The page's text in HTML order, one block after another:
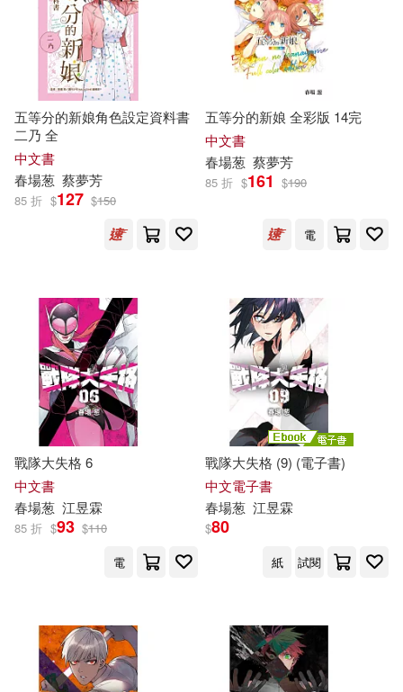
五等分的新娘角色設定資料書
二乃 全
中文書
春場葱 蔡夢芳
85 折 $127 $150
五等分的新娘 全彩版 14完
中文書
春場葱 蔡夢芳
85 折 $161 $190
電
戰隊大失格 6
中文書
春場葱 江昱霖
85 折 $93 $110
電
戰隊大失格 (9) (電子書)
中文電子書
春場葱 江昱霖
$80
紙 試閱